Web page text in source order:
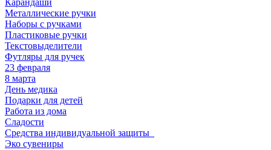
Карандаши
Металлические ручки
Наборы с ручками
Пластиковые ручки
Текстовыделители
Футляры для ручек
23 февраля
8 марта
День медика
Подарки для детей
Работа из дома
Сладости
Средства индивидуальной защиты_
Эко сувениры